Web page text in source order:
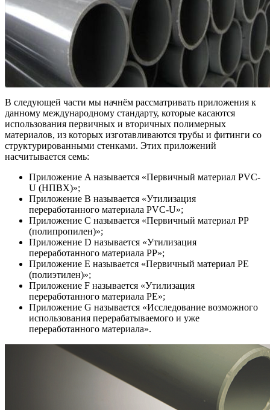
В следующей части мы начнём рассматривать приложения к
данному международному стандарту, которые касаются
использования первичных и вторичных полимерных
материалов, из которых изготавливаются трубы и фитинги со
структурированными стенками. Этих приложений
насчитывается семь:
Приложение A называется «Первичный материал PVC-
U (НПВХ)»;
Приложение B называется «Утилизация
переработанного материала PVC-U»;
Приложение C называется «Первичный материал PP
(полипропилен)»;
Приложение D называется «Утилизация
переработанного материала PP»;
Приложение E называется «Первичный материал PE
(полиэтилен)»;
Приложение F называется «Утилизация
переработанного материала PE»;
Приложение G называется «Исследование возможного
использования перерабатываемого и уже
переработанного материала».